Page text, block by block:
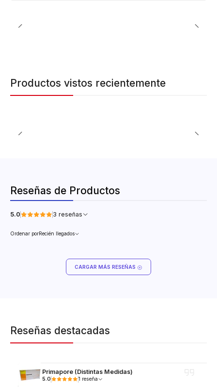
Productos vistos recientemente
Reseñas de Productos
5.0 3 reseñas
Ordenar porRecién llegados
CARGAR MÁS RESEÑAS
Reseñas destacadas
Primapore (Distintas Medidas)
5.0 1 reseña